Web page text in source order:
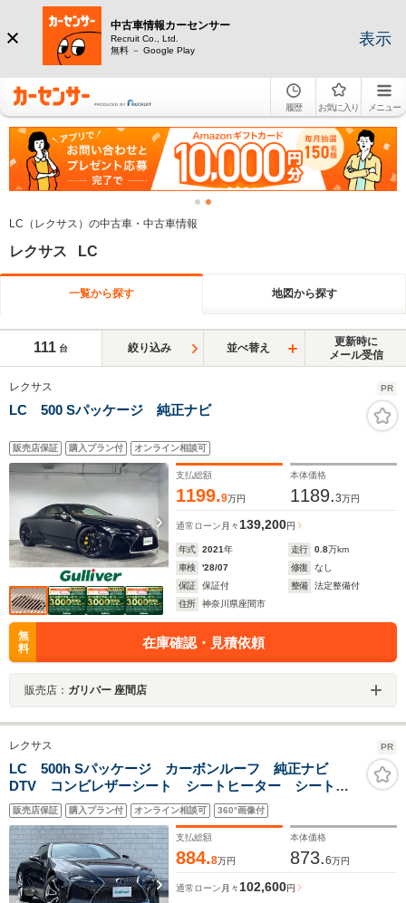
中古車情報カーセンサー
Recruit Co., Ltd.
無料 － Google Play
表示
履歴 お気に入り メニュー
LC（レクサス）の中古車・中古車情報
レクサス LC
一覧から探す 地図から探す
111 台 絞り込み 並べ替え
更新時に
メール受信
レクサス PR
LC 500 Sパッケージ 純正ナビ
販売店保証 購入プラン付 オンライン相談可
支払総額
1199.9万円
本体価格
1189.3万円
通常ローン 月々139,200円
年式 2021年 走行 0.8万km
車検
'28/07 修復
なし
保証
保証付 整備
法定整備付
住所
神奈川県座間市
無
料
在庫確認・見積依頼
販売店： ガリバー 座間店
レクサス PR
LC 500h Sパッケージ カーボンルーフ 純正ナビ
DTV コンビレザーシート シートヒーター シートベ
ンチレーション メモリー付パワーシート ハンドルヒ
ーター ヘッドアップディスプレイ ブラインドスポッ
トモニター レーンキープ
販売店保証 購入プラン付 オンライン相談可 360°画像付
支払総額
884.8万円
本体価格
873.6万円
通常ローン 月々102,600円